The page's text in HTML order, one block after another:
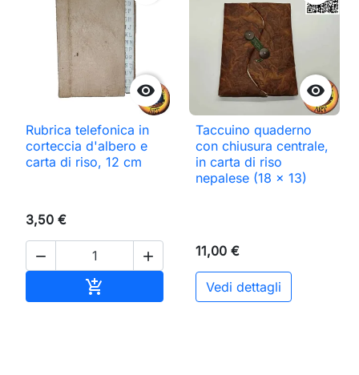

Rubrica telefonica in
corteccia d'albero e
carta di riso, 12 cm
3,50 €
 
 Aggiungi al carrello

Taccuino quaderno
con chiusura centrale,
in carta di riso
nepalese (18 x 13)
11,00 €
Vedi dettagli